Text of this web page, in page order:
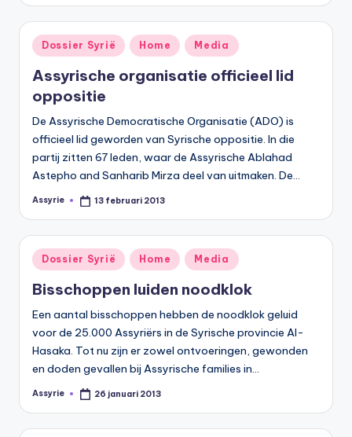
Geplaatst
Dossier Syrië Home Media
Assyrische organisatie officieel lid
oppositie
De Assyrische Democratische Organisatie (ADO) is
officieel lid geworden van Syrische oppositie. In die
partij zitten 67 leden, waar de Assyrische Ablahad
Astepho and Sanharib Mirza deel van uitmaken. De…
Geplaatst
Assyrie 13 februari 2013
Geplaatst
in
Dossier Syrië Home Media
Bisschoppen luiden noodklok
Een aantal bisschoppen hebben de noodklok geluid
voor de 25.000 Assyriërs in de Syrische provincie Al-
Hasaka. Tot nu zijn er zowel ontvoeringen, gewonden
en doden gevallen bij Assyrische families in…
Geplaatst
Assyrie 26 januari 2013